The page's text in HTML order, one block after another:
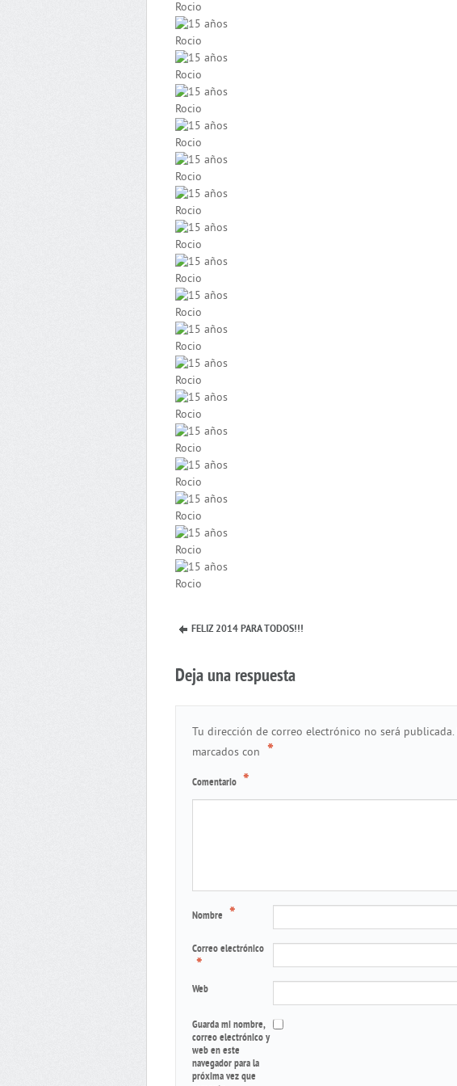
FELIZ 2014 PARA TODOS!!!
Deja una respuesta
Tu dirección de correo electrónico no será publicada.
marcados con *
Comentario *
Nombre *
Correo electrónico
*
Web
Guarda mi nombre,
correo electrónico y
web en este
navegador para la
próxima vez que